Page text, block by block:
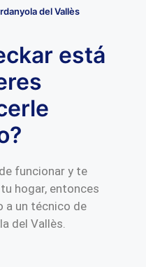
del Vallès
está
funcionar y te
hogar, entonces
a un técnico de
del Vallès.